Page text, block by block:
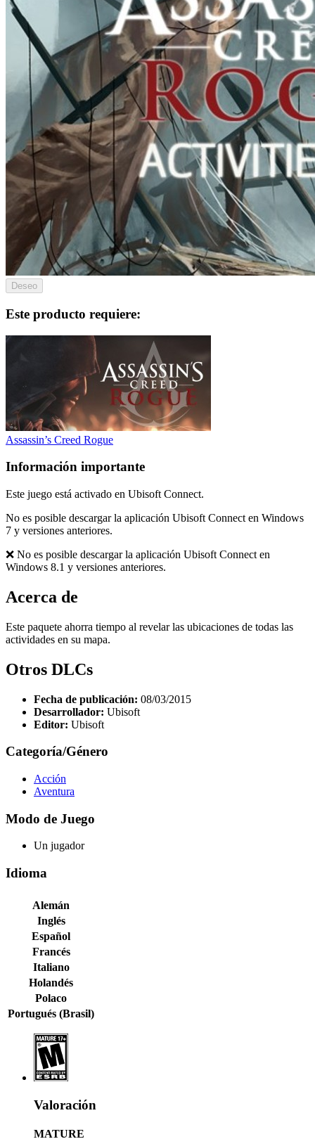
Deseo
Este producto requiere:
Assassin’s Creed Rogue
Información importante
Este juego está activado en Ubisoft Connect.
No es posible descargar la aplicación Ubisoft Connect en Windows
7 y versiones anteriores.
❌ No es posible descargar la aplicación Ubisoft Connect en
Windows 8.1 y versiones anteriores.
Acerca de
Este paquete ahorra tiempo al revelar las ubicaciones de todas las
actividades en su mapa.
Otros DLCs
Fecha de publicación: 08/03/2015
Desarrollador: Ubisoft
Editor: Ubisoft
Categoría/Género
Acción
Aventura
Modo de Juego
Un jugador
Idioma
Alemán
Inglés
Español
Francés
Italiano
Holandés
Polaco
Portugués (Brasil)
Valoración
MATURE